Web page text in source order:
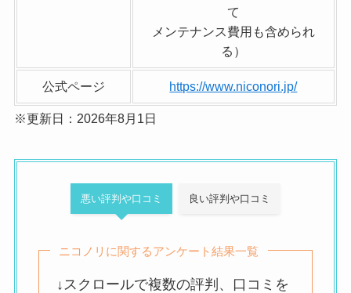
て
メンテナンス費用も含められ
る）
公式ページ https://www.niconori.jp/
※更新日：2026年8月1日
悪い評判や口コミ 良い評判や口コミ
ニコノリに関するアンケート結果一覧
↓スクロールで複数の評判、口コミを